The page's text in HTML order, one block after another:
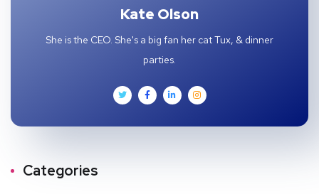
Kate Olson
She is the CEO. She's a big fan her cat Tux, & dinner
parties.
Categories